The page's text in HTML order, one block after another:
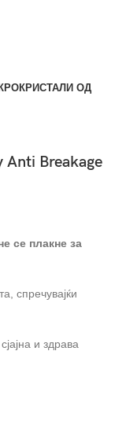
ОД
Anti Breakage
се плакне за
спречувајќи
и здрава